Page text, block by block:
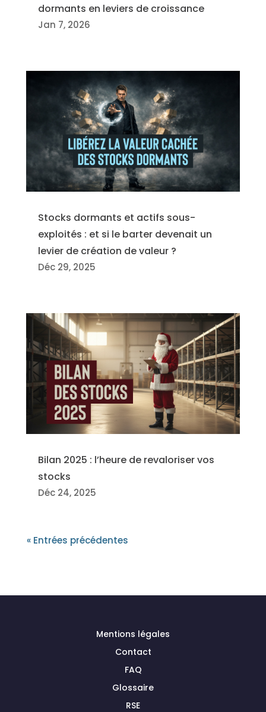
dormants en leviers de croissance
Jan 7, 2026
Stocks dormants et actifs sous-
exploités : et si le barter devenait un
levier de création de valeur ?
Déc 29, 2025
Bilan 2025 : l’heure de revaloriser vos
stocks
Déc 24, 2025
« Entrées précédentes
Mentions légales
Contact
FAQ
Glossaire
RSE